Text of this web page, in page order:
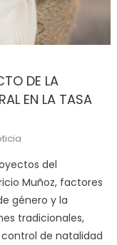
DE LA
EN LA TASA
del
Muñoz, factores
género y la
tradicionales,
de natalidad